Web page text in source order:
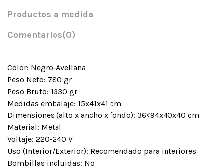
Productos a medida
Comentarios(0)
Color: Negro-Avellana
Peso Neto: 780 gr
Peso Bruto: 1330 gr
Medidas embalaje: 15x41x41 cm
Dimensiones (alto x ancho x fondo): 36<94x40x40 cm
Material: Metal
Voltaje: 220-240 V
Uso (Interior/Exterior): Recomendado para interiores
Bombillas incluidas: No